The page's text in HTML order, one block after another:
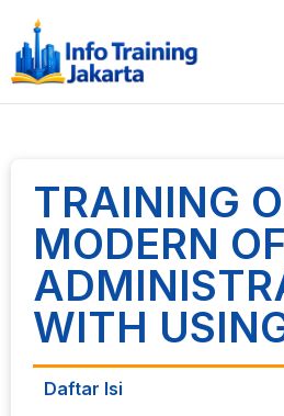
TRAINING
MODERN
WITH
Daftar Isi